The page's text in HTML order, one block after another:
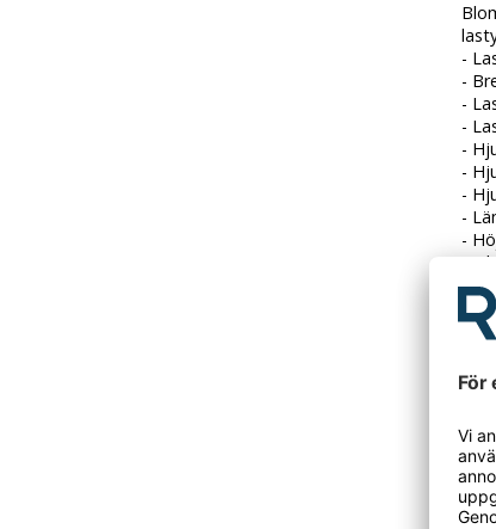
-
-
-
-
-
-
-
-
-
-